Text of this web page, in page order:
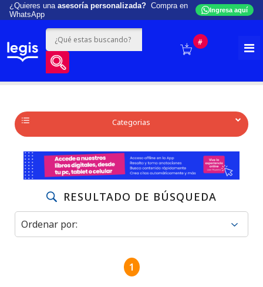
¿Quieres una asesoría personalizada? Compra en
WhatsApp
Ingresa aquí
#
Categorias
RESULTADO DE BÚSQUEDA
1